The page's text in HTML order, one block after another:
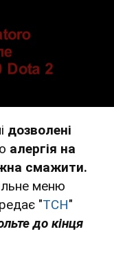
дозволені
алергія на
смажити.
меню
"ТСН"
до кінця